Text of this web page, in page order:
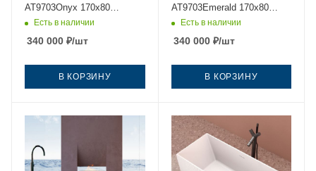
AT9703Onyx 170х80
отдельностоящая овальная
Есть в наличии
340 000 ₽/шт
В КОРЗИНУ
AT9703Emerald 170х80
отдельностоящая овальная
Есть в наличии
340 000₽/шт
В КОРЗИНУ